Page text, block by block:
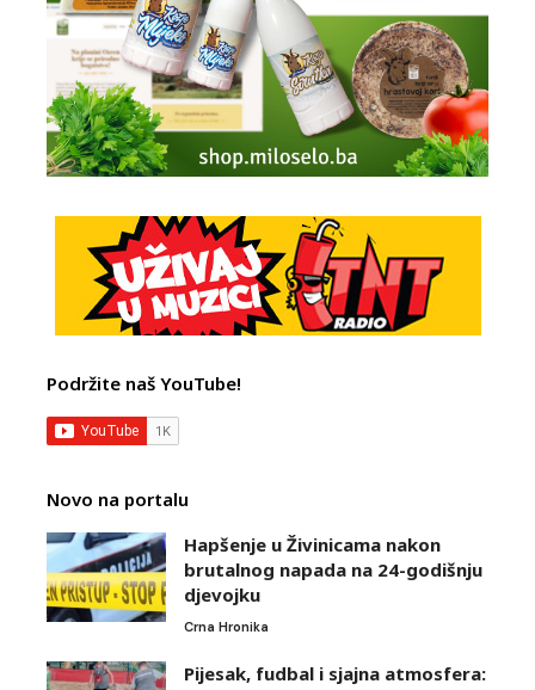
Podržite naš YouTube!
Novo na portalu
Hapšenje u Živinicama nakon
brutalnog napada na 24-godišnju
djevojku
Crna Hronika
Pijesak, fudbal i sjajna atmosfera: